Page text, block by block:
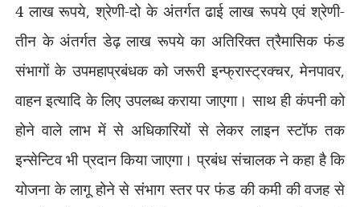
4 लाख रूपये,श्रेणी-दो के अंतर्गत ढाई लाख रूपये एवं श्रेणी-
तीन के अंतर्गत डेढ़ लाख रूपये का अतिरिक्त त्रैमासिक फंड
संभागों के उपमहाप्रबंधक को जरूरी इन्फ्रास्ट्रक्चर,मेनपावर,
वाहन इत्यादि के लिए उपलब्ध कराया जाएगा। साथ ही कंपनी को
होने वाले लाभ में से अधिकारियों से लेकर लाइन स्टॉफ तक
इन्सेन्टिव भी प्रदान किया जाएगा। प्रबंध संचालक ने कहा है कि
योजना के लागू होने से संभाग स्तर पर फंड की कमी की वजह से